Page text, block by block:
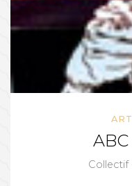
Collectif